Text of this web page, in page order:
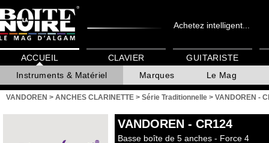
Achetez intelligent...
ACCUEIL
Instruments & Matériel
Marques Le Mag
CLAVIER GUITARISTE
VANDOREN > ANCHES CLARINETTE > Série Traditionnelle > VANDOREN -
VANDOREN - CR124
Basse boîte de 5 anches - Force 4